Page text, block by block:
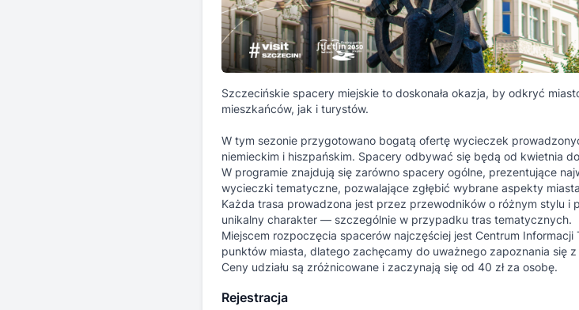
Szczecińskie spacery miejskie to doskonała okazja, by odkryć
mieszkańców, jak i turystów.
niemieckim i hiszpańskim. Spacery odbywać się będą od kwietnia
W programie znajdują się zarówno spacery ogólne, prezentujące
Każda trasa prowadzona jest przez przewodników o różnym stylu i
unikalny charakter — szczególnie w przypadku tras tematycznych.
Miejscem rozpoczęcia spacerów najczęściej jest Centrum
punktów miasta, dlatego zachęcamy do uważnego zapoznania się
Ceny udziału są zróżnicowane i zaczynają się od 40 zł za osobę.
Rejestracja